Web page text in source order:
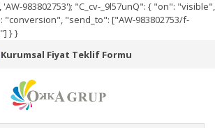
983802753'); "C_cv-_9l57unQ": { "on": "visible",
"send_to": ["AW-983802753/f-
} }
Kurumsal Fiyat Teklif Formu